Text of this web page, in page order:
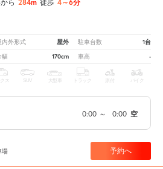
ら 284m 徒歩 4～6分
内外形式 屋外 駐車台数 1台
幅 170cm 車高 -
ス SUV 大型車 トラック 原付 バイク
0:00 ～ 0:00 空
場 予約へ